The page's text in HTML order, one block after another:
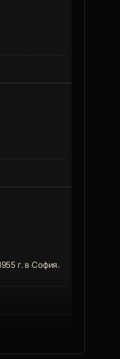
г. в София.